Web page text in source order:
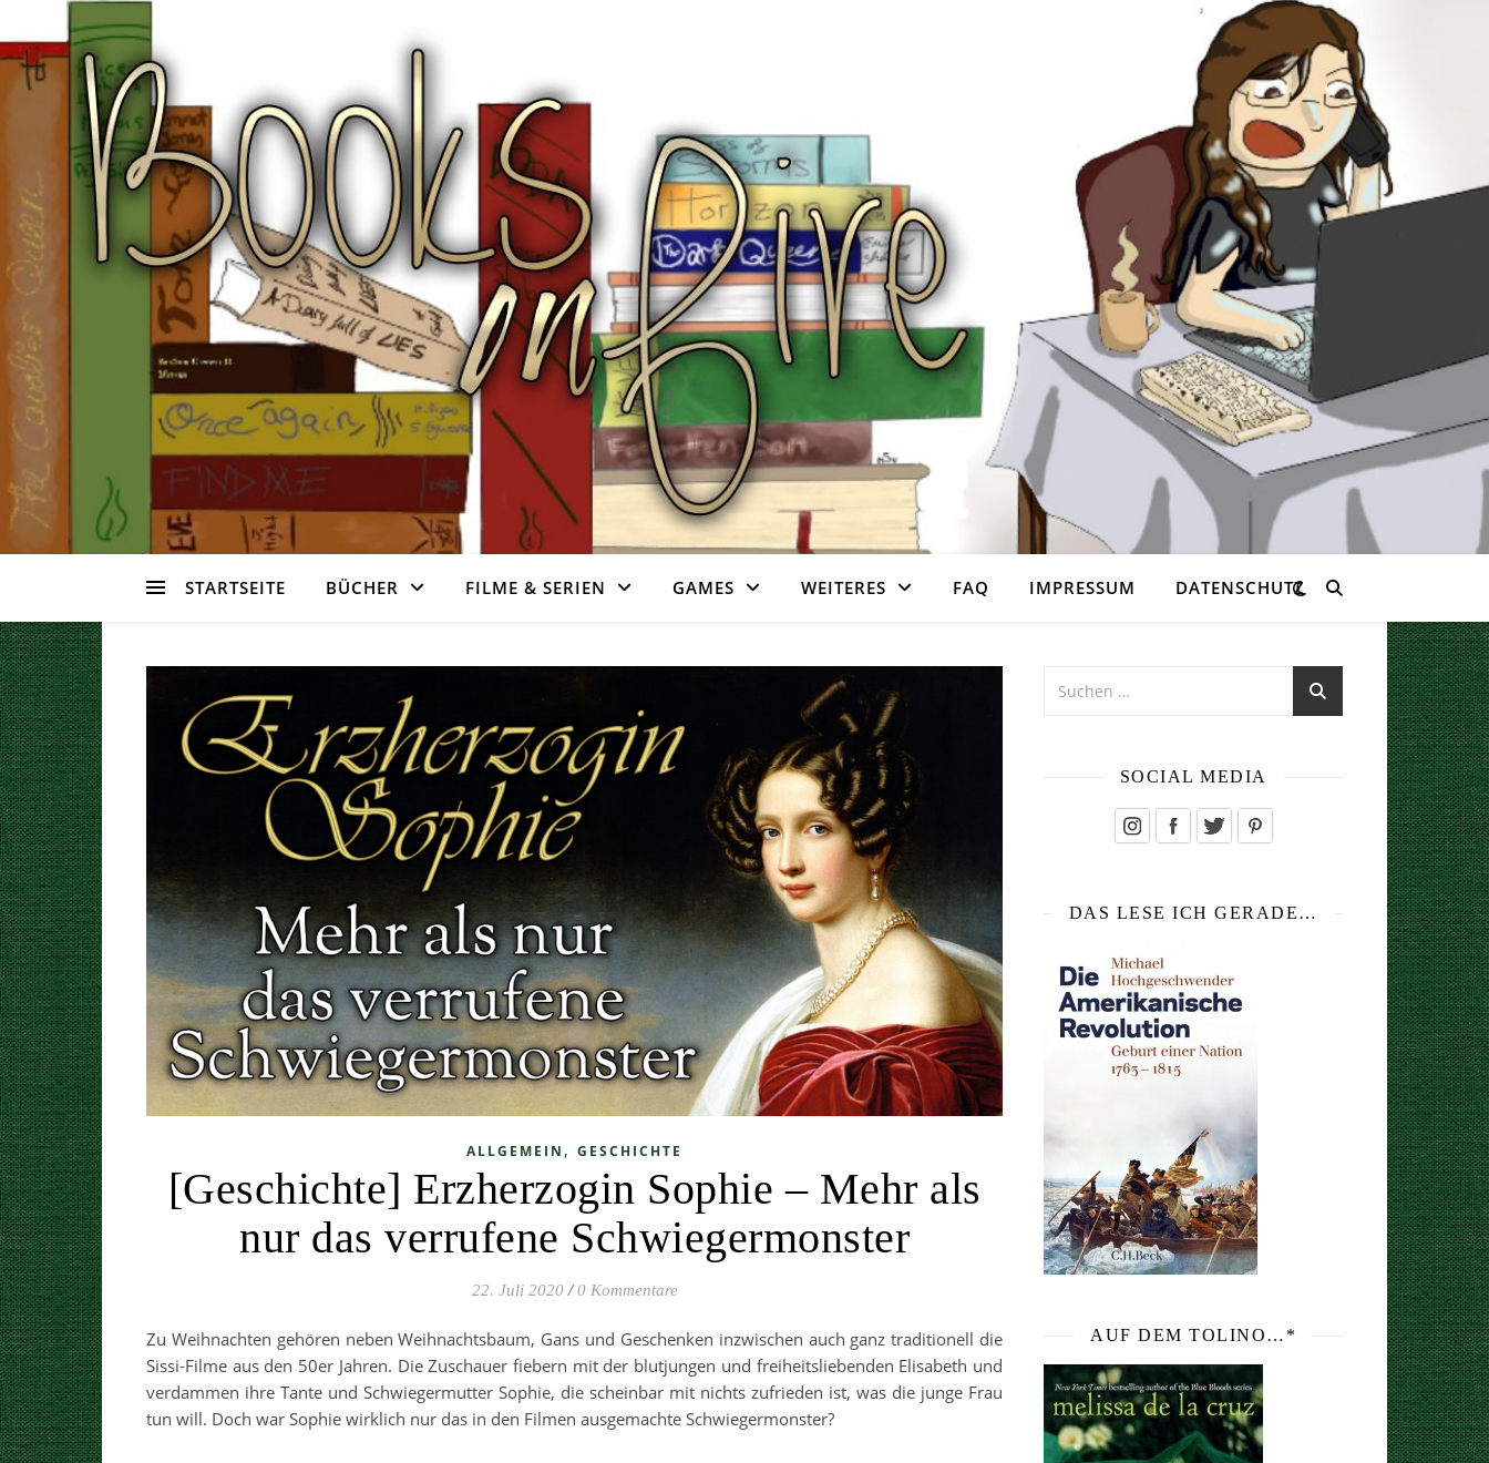
STARTSEITE BÜCHER FILME & SERIEN GAMES WEITERES FAQ IMPRESSUM DATENSCHUTZ
ALLGEMEIN , GESCHICHTE
[Geschichte] Erzherzogin Sophie – Mehr als
nur das verrufene Schwiegermonster
22. Juli 2020 / 0 Kommentare
Zu Weihnachten gehören neben Weihnachtsbaum, Gans und Geschenken inzwischen auch ganz traditionell die
Sissi-Filme aus den 50er Jahren. Die Zuschauer fiebern mit der blutjungen und freiheitsliebenden Elisabeth und
verdammen ihre Tante und Schwiegermutter Sophie, die scheinbar mit nichts zufrieden ist, was die junge Frau
tun will. Doch war Sophie wirklich nur das in den Filmen ausgemachte Schwiegermonster?
SOCIAL MEDIA
DAS LESE ICH GERADE…
AUF DEM TOLINO…*